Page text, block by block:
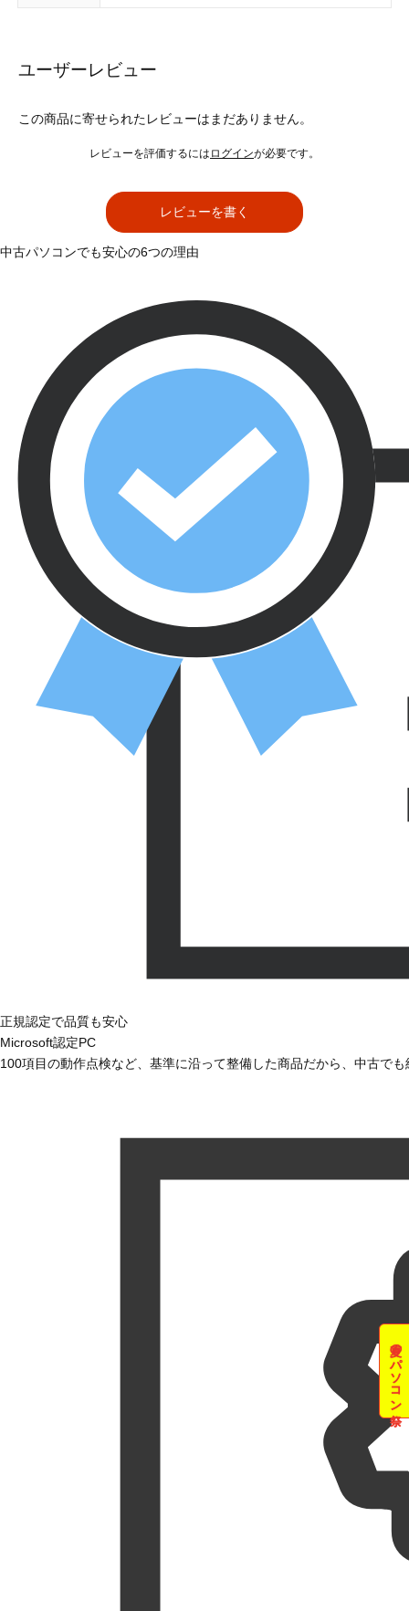
ユーザーレビュー
この商品に寄せられたレビューはまだありません。
レビューを評価するには ログインが必要です。
レビューを書く
夏のパソコン祭
中古パソコンでも安心の6つの理由
正規認定で品質も安心
Microsoft認定PC
100項目の動作点検など、基準に沿って整備した商品だから、中古で